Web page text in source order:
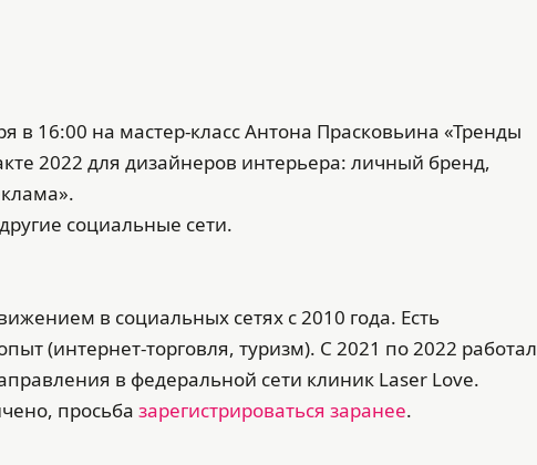
в 16:00 на мастер-класс Антона Прасковьина «Тренды
2022 для дизайнеров интерьера: личный бренд,
социальные сети.
в социальных сетях с 2010 года. Есть
(интернет-торговля, туризм). С 2021 по 2022 работал
в федеральной сети клиник Laser Love.
просьба зарегистрироваться заранее.